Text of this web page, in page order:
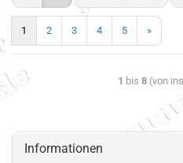
1 2 3 4 5 »
1 bis 8(von
Informationen